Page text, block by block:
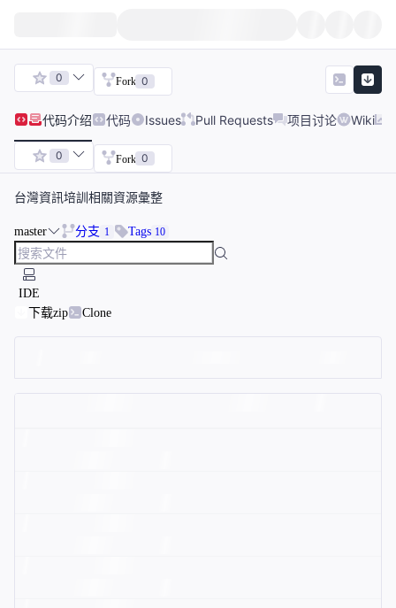
0 Fork 0
代码介绍 代码 Issues Pull Requests 项目讨论 Wiki
0 Fork 0
台灣資訊培訓相關資源彙整
master 分支 1 Tags 10
IDE
下载zip
Clone